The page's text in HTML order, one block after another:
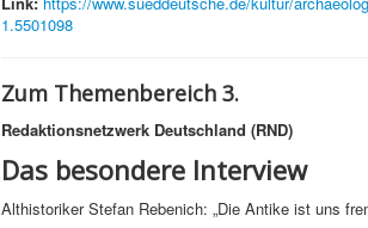
1.5501098
Zum Themenbereich 3.
Redaktionsnetzwerk Deutschland (RND)
Das besondere Interview
Althistoriker Stefan Rebenich: „Die Antike ist uns